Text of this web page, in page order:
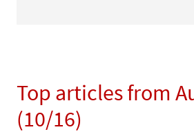
Top articles from
(10/16)